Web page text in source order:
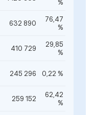
%
632 890
76,47
%
410 729
29,85
%
245 296 0,22 %
259 152
62,42
%